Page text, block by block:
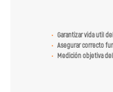
Garantizar vida util
Asegurar correcto
Medición objetiva